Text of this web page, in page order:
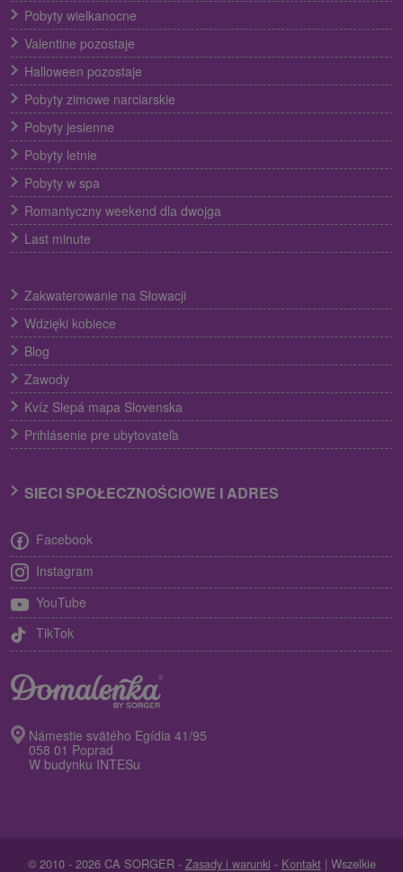
Pobyty wielkanocne
Valentine pozostaje
Halloween pozostaje
Pobyty zimowe narciarskie
Pobyty jesienne
Pobyty letnie
Pobyty w spa
Romantyczny weekend dla dwojga
Last minute
Zakwaterowanie na Słowacji
Wdzięki kobiece
Blog
Zawody
Kvíz Slepá mapa Slovenska
Prihlásenie pre ubytovateľa
SIECI SPOŁECZNOŚCIOWE I ADRES
Facebook
Instagram
YouTube
TikTok
Námestie svätého Egídia 41/95
058 01 Poprad
W budynku INTESu
© 2010 - 2026 CA SORGER - Zasady i warunki - Kontakt | Wszelkie